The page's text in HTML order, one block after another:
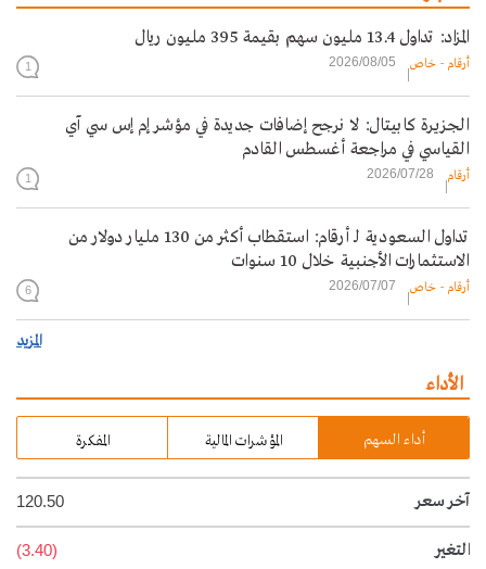
المزاد: تداول 13.4 مليون سهم بقيمة 395 مليون ريال
أرقام - خاص 2026/08/05
1
الجزيرة كابيتال: لا نرجح إضافات جديدة في مؤشر إم إس سي آي
القياسي في مراجعة أغسطس القادم
أرقام 2026/07/28
1
تداول السعودية لـ أرقام: استقطاب أكثر من 130 مليار دولار من
الاستثمارات الأجنبية خلال 10 سنوات
أرقام - خاص 2026/07/07
6
المزيد
الأداء
أداء السهم المؤشرات المالية المفكرة
آخر سعر 120.50
التغير (3.40)